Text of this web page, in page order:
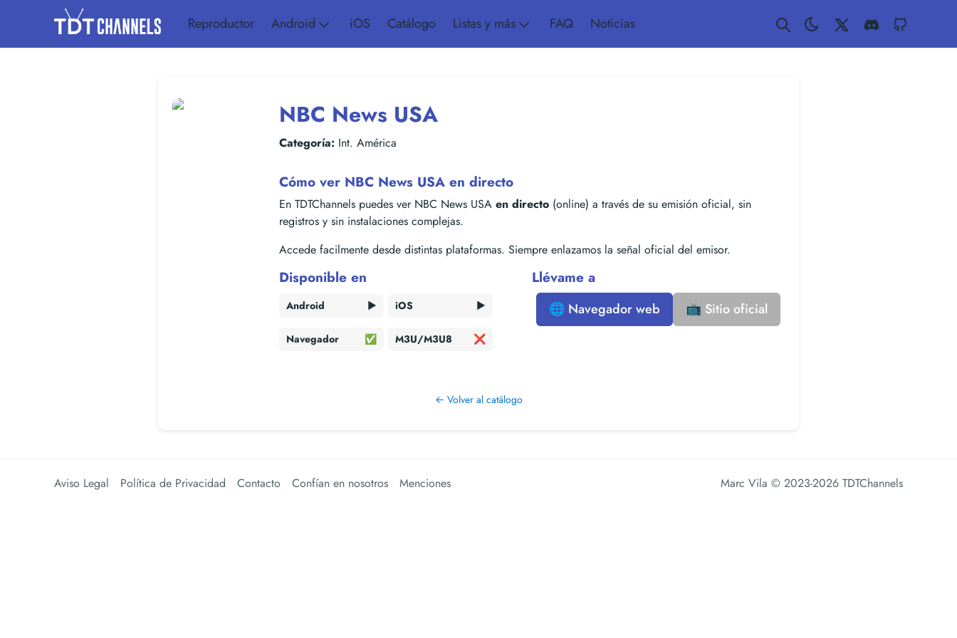
Reproductor Android iOS Catálogo Listas y más FAQ Noticias Twitter Discord
NBC News USA
Categoría: Int. América
Cómo ver NBC News USA en directo
En TDTChannels puedes ver NBC News USA en directo (online) a través de su emisión oficial, sin
registros y sin instalaciones complejas.
Accede facilmente desde distintas plataformas. Siempre enlazamos la señal oficial del emisor.
Disponible en
Android ▶️ iOS ▶️
Navegador ✅ M3U/M3U8 ❌
Llévame a
🌐 Navegador web 📺 Sitio oficial
← Volver al catálogo
Aviso Legal Política de Privacidad Contacto Confían en nosotros Menciones Marc Vila © 2023-2026 TDTChannels